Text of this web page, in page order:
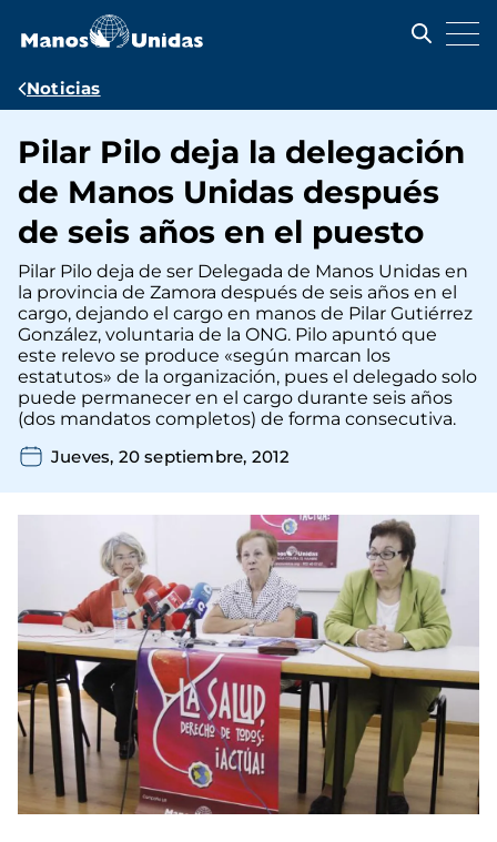
contenido
Ruta
navegación
Noticias
Pilar Pilo deja la delegación
de Manos Unidas después
de seis años en el puesto
Pilar Pilo deja de ser Delegada de Manos Unidas en
la provincia de Zamora después de seis años en el
cargo, dejando el cargo en manos de Pilar Gutiérrez
González, voluntaria de la ONG. Pilo apuntó que
este relevo se produce «según marcan los
estatutos» de la organización, pues el delegado solo
puede permanecer en el cargo durante seis años
(dos mandatos completos) de forma consecutiva.
Jueves, 20 septiembre, 2012